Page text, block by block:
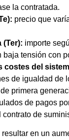
la contratada.
precio que
(Ter): importe
tensión con
costes del
de igualdad de
de primera
de pagos
de
en un